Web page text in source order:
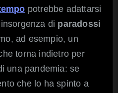
potrebbe adattarsi
di paradossi
ad esempio, un
torna indietro per
una pandemia: se
che lo ha spinto a